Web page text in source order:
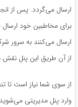
ارسال می‌گردد. پس از
برای مخاطبین خود ارسال
ارسال می‌کنند به سرور
از آن طریق این پنل نقش
از سوی شما نیاز است تا
وارد پنل مدیریتی